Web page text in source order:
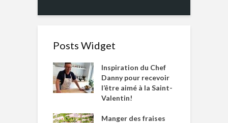
Posts Widget
Inspiration du Chef
Danny pour recevoir
l’être aimé à la Saint-
Valentin!
Manger des fraises